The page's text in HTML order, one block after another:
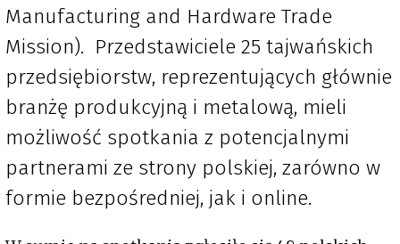
Manufacturing and Hardware Trade
Mission). Przedstawiciele 25 tajwańskich
przedsiębiorstw, reprezentujących głównie
branżę produkcyjną i metalową, mieli
możliwość spotkania z potencjalnymi
partnerami ze strony polskiej, zarówno w
formie bezpośredniej, jak i online.